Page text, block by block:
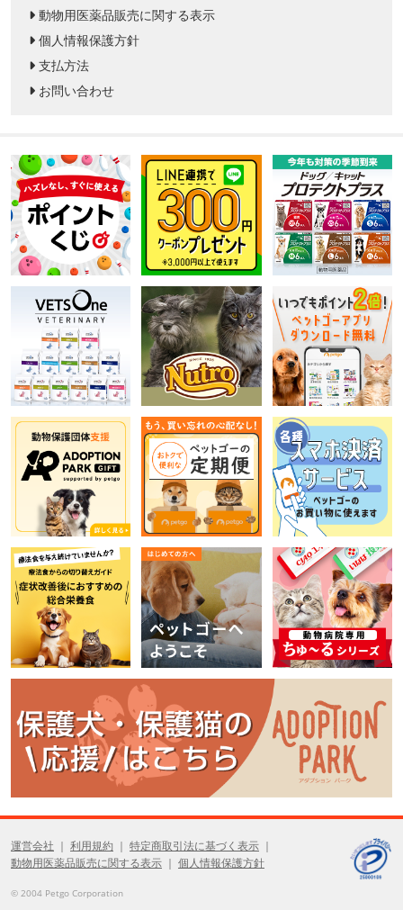
動物用医薬品販売に関する表示
個人情報保護方針
支払方法
お問い合わせ
運営会社 利用規約
特定商取引法に基づく表示
動物用医薬品販売に関する表示
個人情報保護方針
© 2004 Petgo Corporation